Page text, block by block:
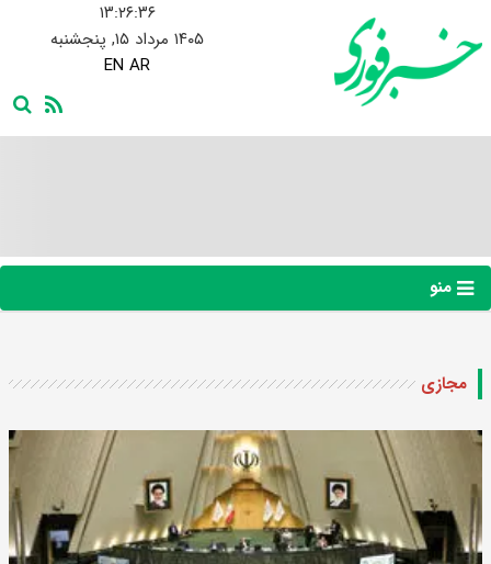
۱۳:۲۶:۳۷
۱۴۰۵ مرداد ۱۵, پنجشنبه
EN AR
منو
مجازی